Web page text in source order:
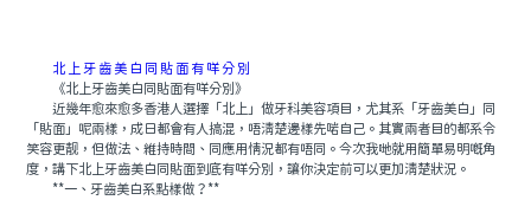
北上牙齒美白同貼面有咩分別
《北上牙齒美白同貼面有咩分別》
近幾年愈來愈多香港人選擇「北上」做牙科美容項目，尤其系「牙齒美白」同
「貼面」呢兩樣，成日都會有人搞混，唔清楚邊樣先啱自己。其實兩者目的都系令
笑容更靓，但做法、維持時間、同應用情況都有唔同。今次我哋就用簡單易明嘅角
度，講下北上牙齒美白同貼面到底有咩分別，讓你決定前可以更加清楚狀況。
**一、牙齒美白系點樣做？**